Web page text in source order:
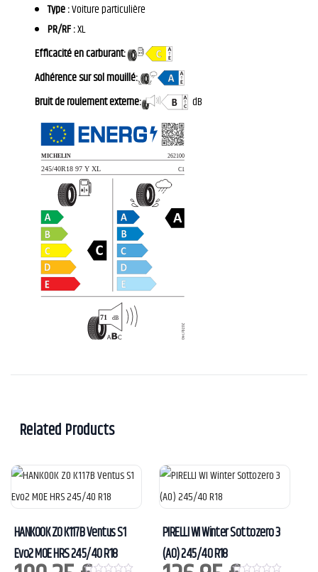
Type :Voiture particulière
PR/RF :XL
Efficacité en carburant:
Adhérence sur sol mouillé:
Bruit de roulement externe:
dB
Related Products
HANKOOK ZO K117B Ventus S1
Evo2 MOE HRS 245/40 R18
PIRELLI WI Winter Sottozero 3
(AO) 245/40 R18